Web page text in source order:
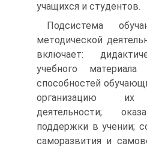
учащихся и студентов.
Подсистема
методической
включает:
учебного
способностей
организацию их
деятельности;
поддержки в учении;
саморазвития и